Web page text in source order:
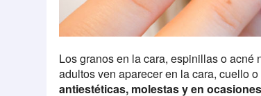
Los granos en la cara, espinillas o
adultos ven aparecer en la cara, cuello
antiestéticas, molestas y en